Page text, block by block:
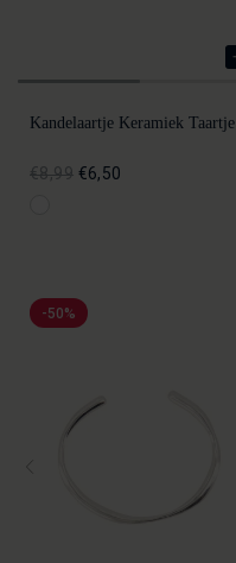
Kandelaartje Keramiek Taartje
€8,99 €6,50
-50%